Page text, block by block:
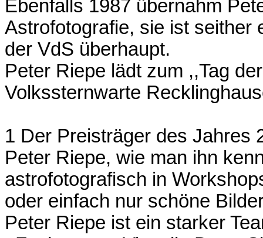
Ebenfalls 1987 übernahm
Astrofotografie, sie ist seither
der VdS überhaupt.
Peter Riepe lädt zum ,,Tag
Volkssternwarte
1 Der Preisträger des Jahres
Peter Riepe, wie man ihn
astrofotografisch in
oder einfach nur schöne
Peter Riepe ist ein starker